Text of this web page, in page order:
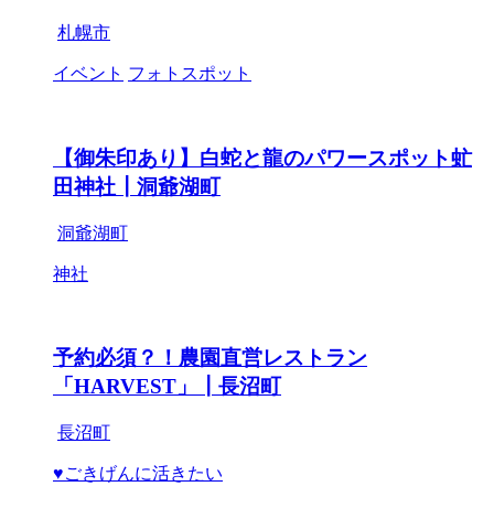
札幌市
イベント フォトスポット
【御朱印あり】白蛇と龍のパワースポット虻
田神社┃洞爺湖町
洞爺湖町
神社
予約必須？！農園直営レストラン
「HARVEST」┃長沼町
長沼町
♥ごきげんに活きたい